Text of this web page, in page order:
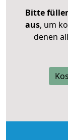
Bitte
aus, um
denen